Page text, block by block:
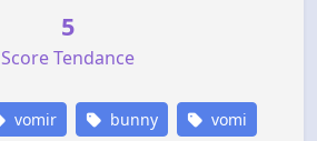
5
Score Tendance
vomir bunny vomi